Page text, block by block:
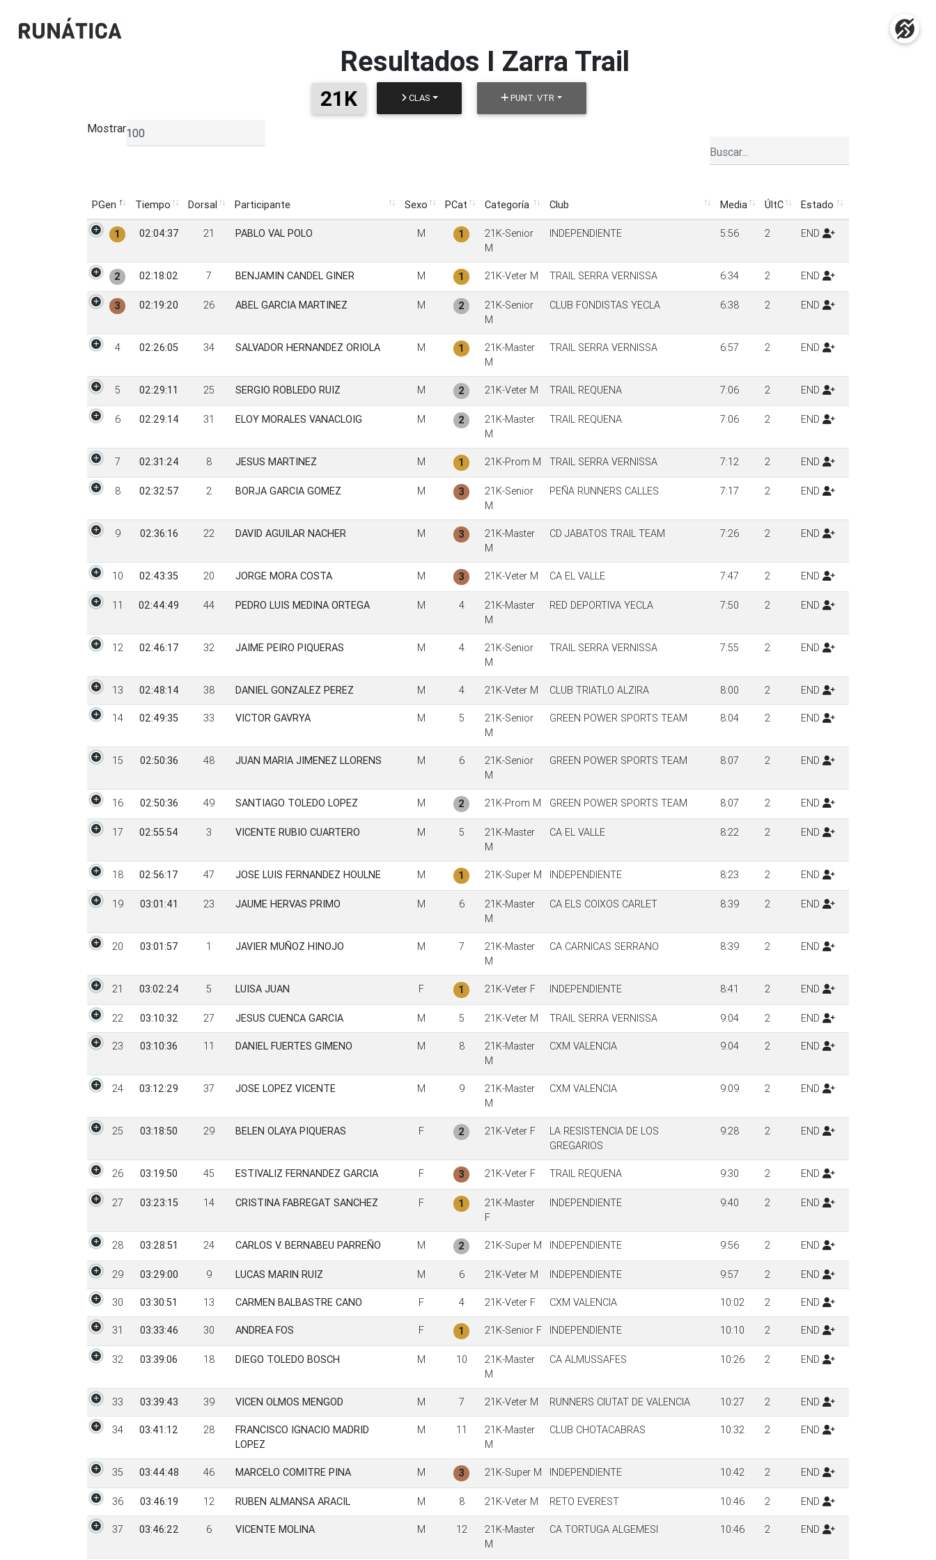
Resultados I Zarra Trail
21K CLAS PUNT. VTR
Mostrar
PGen Tiempo Dorsal Participante Sexo PCat Categoría Club Media ÚltC
Estado
PGen
Tiempo Dorsal Participante Sexo PCat Categoría Club Media ÚltC Estado
1 02:04:37 21 PABLO VAL POLO M 1
21K-Senior
M
INDEPENDIENTE 5:56 2 END
2 02:18:02 7 BENJAMIN CANDEL GINER M 1 21K-Veter M TRAIL SERRA VERNISSA 6:34 2 END
3 02:19:20 26 ABEL GARCIA MARTINEZ M 2
21K-Senior
M
CLUB FONDISTAS YECLA 6:38 2 END
4 02:26:05 34 SALVADOR HERNANDEZ ORIOLA M 1
21K-Master
M
TRAIL SERRA VERNISSA 6:57 2 END
5 02:29:11 25 SERGIO ROBLEDO RUIZ M 2 21K-Veter M TRAIL REQUENA 7:06 2 END
6 02:29:14 31 ELOY MORALES VANACLOIG M 2
21K-Master
M
TRAIL REQUENA 7:06 2 END
7 02:31:24 8 JESUS MARTINEZ M 1 21K-Prom M TRAIL SERRA VERNISSA 7:12 2 END
8 02:32:57 2 BORJA GARCIA GOMEZ M 3
21K-Senior
M
PEÑA RUNNERS CALLES 7:17 2 END
9 02:36:16 22 DAVID AGUILAR NACHER M 3
21K-Master
M
CD JABATOS TRAIL TEAM 7:26 2 END
10 02:43:35 20 JORGE MORA COSTA M 3 21K-Veter M CA EL VALLE 7:47 2 END
11 02:44:49 44 PEDRO LUIS MEDINA ORTEGA M 4
21K-Master
M
RED DEPORTIVA YECLA 7:50 2 END
12 02:46:17 32 JAIME PEIRO PIQUERAS M 4
21K-Senior
M
TRAIL SERRA VERNISSA 7:55 2 END
13 02:48:14 38 DANIEL GONZALEZ PEREZ M 4 21K-Veter M CLUB TRIATLO ALZIRA 8:00 2 END
14 02:49:35 33 VICTOR GAVRYA M 5
21K-Senior
M
GREEN POWER SPORTS TEAM 8:04 2 END
15 02:50:36 48 JUAN MARIA JIMENEZ LLORENS M 6
21K-Senior
M
GREEN POWER SPORTS TEAM 8:07 2 END
16 02:50:36 49 SANTIAGO TOLEDO LOPEZ M 2 21K-Prom M GREEN POWER SPORTS TEAM 8:07 2 END
17 02:55:54 3 VICENTE RUBIO CUARTERO M 5
21K-Master
M
CA EL VALLE 8:22 2 END
18 02:56:17 47 JOSE LUIS FERNANDEZ HOULNE M 1 21K-Super M INDEPENDIENTE 8:23 2 END
19 03:01:41 23 JAUME HERVAS PRIMO M 6
21K-Master
M
CA ELS COIXOS CARLET 8:39 2 END
20 03:01:57 1 JAVIER MUÑOZ HINOJO M 7
21K-Master
M
CA CARNICAS SERRANO 8:39 2 END
21 03:02:24 5 LUISA JUAN F 1 21K-Veter F INDEPENDIENTE 8:41 2 END
22 03:10:32 27 JESUS CUENCA GARCIA M 5 21K-Veter M TRAIL SERRA VERNISSA 9:04 2 END
23 03:10:36 11 DANIEL FUERTES GIMENO M 8
21K-Master
M
CXM VALENCIA 9:04 2 END
24 03:12:29 37 JOSE LOPEZ VICENTE M 9
21K-Master
M
CXM VALENCIA 9:09 2 END
25 03:18:50 29 BELEN OLAYA PIQUERAS F 2 21K-Veter F
LA RESISTENCIA DE LOS
GREGARIOS
9:28 2 END
26 03:19:50 45 ESTIVALIZ FERNANDEZ GARCIA F 3 21K-Veter F TRAIL REQUENA 9:30 2 END
27 03:23:15 14 CRISTINA FABREGAT SANCHEZ F 1
21K-Master
F
INDEPENDIENTE 9:40 2 END
28 03:28:51 24 CARLOS V. BERNABEU PARREÑO M 2 21K-Super M INDEPENDIENTE 9:56 2 END
29 03:29:00 9 LUCAS MARIN RUIZ M 6 21K-Veter M INDEPENDIENTE 9:57 2 END
30 03:30:51 13 CARMEN BALBASTRE CANO F 4 21K-Veter F CXM VALENCIA 10:02 2 END
31 03:33:46 30 ANDREA FOS F 1 21K-Senior F INDEPENDIENTE 10:10 2 END
32 03:39:06 18 DIEGO TOLEDO BOSCH M 10
21K-Master
M
CA ALMUSSAFES 10:26 2 END
33 03:39:43 39 VICEN OLMOS MENGOD M 7 21K-Veter M RUNNERS CIUTAT DE VALENCIA 10:27 2 END
34 03:41:12 28
FRANCISCO IGNACIO MADRID
LOPEZ
M 11
21K-Master
M
CLUB CHOTACABRAS 10:32 2 END
35 03:44:48 46 MARCELO COMITRE PINA M 3 21K-Super M INDEPENDIENTE 10:42 2 END
36 03:46:19 12 RUBEN ALMANSA ARACIL M 8 21K-Veter M RETO EVEREST 10:46 2 END
37 03:46:22 6 VICENTE MOLINA M 12
21K-Master
M
CA TORTUGA ALGEMESI 10:46 2 END